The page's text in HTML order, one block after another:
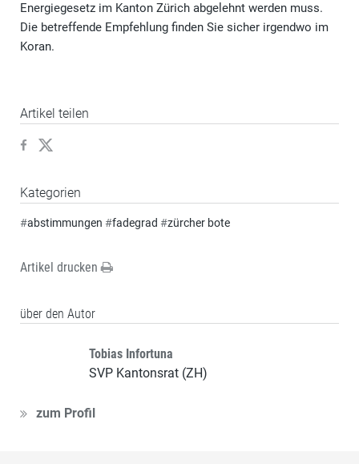
Energiegesetz im Kanton Zürich abgelehnt werden muss.
Die betreffende Empfehlung finden Sie sicher irgendwo im
Koran.
Artikel teilen
Kategorien
#abstimmungen #fadegrad #zürcher bote
Artikel drucken
über den Autor
Tobias Infortuna
SVP Kantonsrat (ZH)
zum Profil